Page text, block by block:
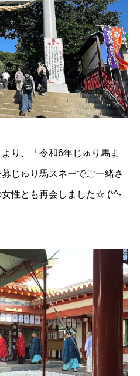
り、「令和6年じゅり馬ま
じゅり馬スネーでご一緒さ
性とも再会しました☆ (*^-